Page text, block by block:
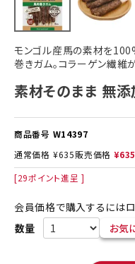
モンゴル産馬の素材を
巻きガム。コラーゲン繊維
素材そのまま 無
商品番号 W14397
通常価格 ¥635販売価格 ¥635
[29ポイント進呈 ]
会員価格で購入するにはロ
お気